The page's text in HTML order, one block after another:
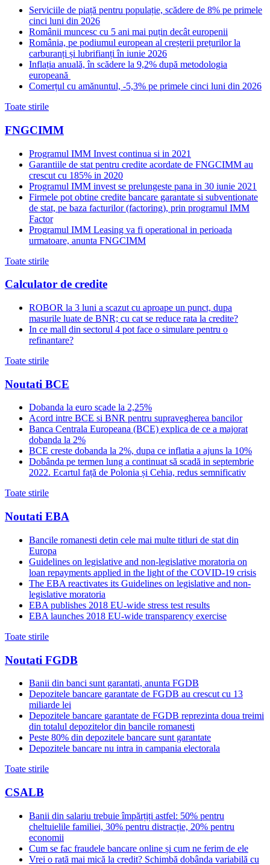
Serviciile de piață pentru populație, scădere de 8% pe primele
cinci luni din 2026
Românii muncesc cu 5 ani mai puțin decât europenii
România, pe podiumul european al creșterii prețurilor la
carburanți și lubrifianți în iunie 2026
Inflația anuală, în scădere la 9,2% după metodologia
europeană
Comerțul cu amănuntul, -5,3% pe primele cinci luni din 2026
Toate stirile
FNGCIMM
Programul IMM Invest continua si in 2021
Garantiile de stat pentru credite acordate de FNGCIMM au
crescut cu 185% in 2020
Programul IMM invest se prelungeste pana in 30 iunie 2021
Firmele pot obtine credite bancare garantate si subventionate
de stat, pe baza facturilor (factoring), prin programul IMM
Factor
Programul IMM Leasing va fi operational in perioada
urmatoare, anunta FNGCIMM
Toate stirile
Calculator de credite
ROBOR la 3 luni a scazut cu aproape un punct, dupa
masurile luate de BNR; cu cat se reduce rata la credite?
In ce mall din sectorul 4 pot face o simulare pentru o
refinantare?
Toate stirile
Noutati BCE
Dobanda la euro scade la 2,25%
Acord intre BCE si BNR pentru supravegherea bancilor
Banca Centrala Europeana (BCE) explica de ce a majorat
dobanda la 2%
BCE creste dobanda la 2%, dupa ce inflatia a ajuns la 10%
Dobânda pe termen lung a continuat să scadă in septembrie
2022. Ecartul față de Polonia și Cehia, redus semnificativ
Toate stirile
Noutati EBA
Bancile romanesti detin cele mai multe titluri de stat din
Europa
Guidelines on legislative and non-legislative moratoria on
loan repayments applied in the light of the COVID-19 crisis
The EBA reactivates its Guidelines on legislative and non-
legislative moratoria
EBA publishes 2018 EU-wide stress test results
EBA launches 2018 EU-wide transparency exercise
Toate stirile
Noutati FGDB
Banii din banci sunt garantati, anunta FGDB
Depozitele bancare garantate de FGDB au crescut cu 13
miliarde lei
Depozitele bancare garantate de FGDB reprezinta doua treimi
din totalul depozitelor din bancile romanesti
Peste 80% din depozitele bancare sunt garantate
Depozitele bancare nu intra in campania electorala
Toate stirile
CSALB
Banii din salariu trebuie împărțiți astfel: 50% pentru
cheltuielile familiei, 30% pentru distracție, 20% pentru
economii
Cum se fac fraudele bancare online și cum ne ferim de ele
Vrei o rată mai mică la credit? Schimbă dobânda variabilă cu